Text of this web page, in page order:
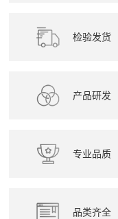
检验发货
产品研发
专业品质
品类齐全